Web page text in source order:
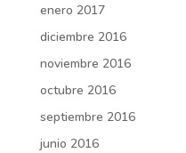
enero 2017
diciembre 2016
noviembre 2016
octubre 2016
septiembre 2016
junio 2016